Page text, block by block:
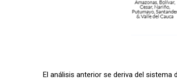
El análisis anterior se deriva del sistema